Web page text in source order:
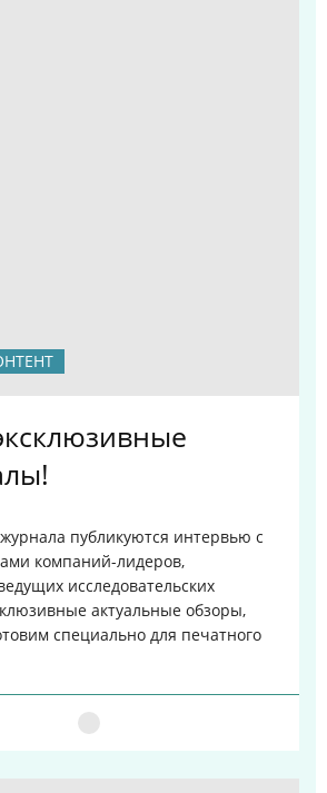
публикуются интервью с
компаний-лидеров,
исследовательских
актуальные обзоры,
специально для печатного